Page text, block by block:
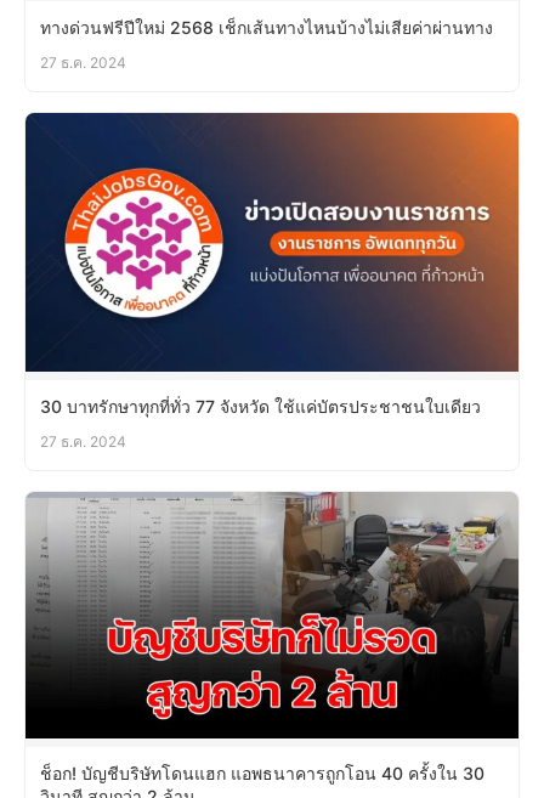
ทางด่วนฟรีปีใหม่ 2568 เช็กเส้นทางไหนบ้างไม่เสียค่าผ่านทาง
27 ธ.ค. 2024
30 บาทรักษาทุกที่ทั่ว 77 จังหวัด ใช้แค่บัตรประชาชนใบเดียว
27 ธ.ค. 2024
ช็อก! บัญชีบริษัทโดนแฮก แอพธนาคารถูกโอน 40 ครั้งใน 30